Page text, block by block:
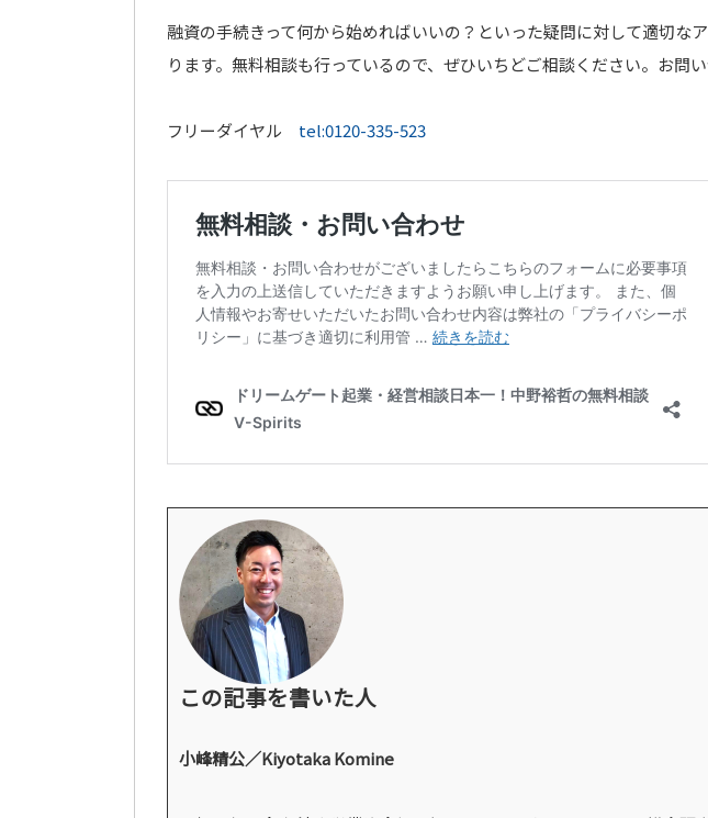
融資の手続きって何から始めればいいの？といった疑問に対して適切な
ります。無料相談も行っているので、ぜひいちどご相談ください。お問
フリーダイヤル tel:0120-335-523
この記事を書いた人
小峰精公／Kiyotaka Komine